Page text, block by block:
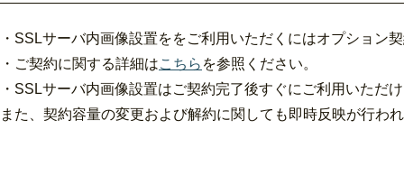
・SSLサーバ内画像設置ををご利用いただくにはオプション
・ご契約に関する詳細はこちら を参照ください。
・SSLサーバ内画像設置はご契約完了後すぐにご利用いただ
また、契約容量の変更および解約に関しても即時反映が行わ